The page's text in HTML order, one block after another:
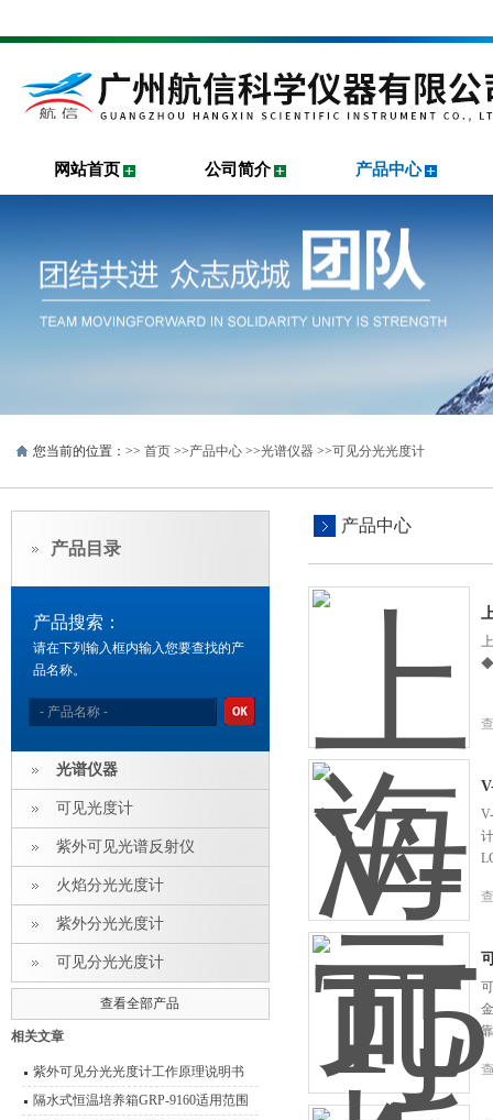
网站首页 公司简介 产品中心
您当前的位置：>> 首页 >>产品中心 >>光谱仪器 >>可见分光光度计
产品目录
产品搜索：
请在下列输入框内输入您要查找的产
品名称。
光谱仪器
可见光度计
紫外可见光谱反射仪
火焰分光光度计
紫外分光光度计
可见分光光度计
查看全部产品
相关文章
紫外可见分光光度计工作原理说明书
隔水式恒温培养箱GRP-9160适用范围
产品中心
◆